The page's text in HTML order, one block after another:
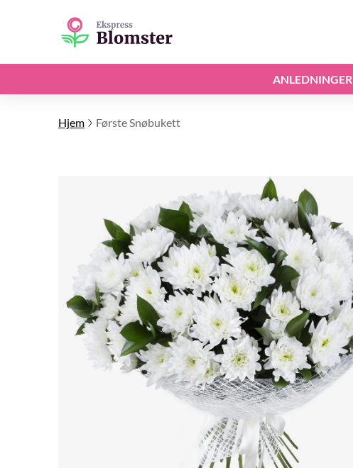
ANLEDNINGER
Hjem Første Snøbukett